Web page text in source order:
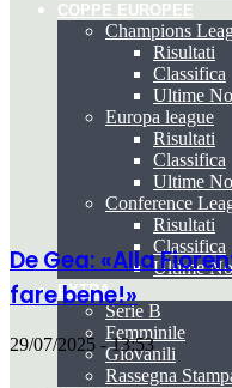
COPPE EUROPEE
Champions
Risultati
Classifica
Ultime
Europa league
Risultati
Classifica
Ultime
Conference
Risultati
Classifica
Ultime
EXTRA
Serie B
Femminile
Giovanili
Rassegna
De Gea: «Alla
fare bene!»
29/07/2025 - 13:53